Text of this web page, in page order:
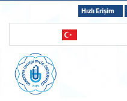
Hızlı Erişim